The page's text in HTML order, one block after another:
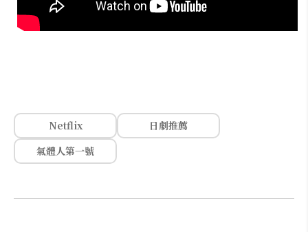
Netflix
日劇推薦
氣體人第一號